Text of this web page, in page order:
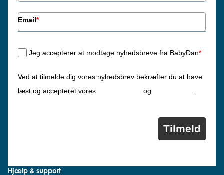
Email*
Jeg accepterer at modtage nyhedsbreve fra BabyDan*
Ved at tilmelde dig vores nyhedsbrev bekræfter du at have
læst og accepteret vores
og
Tilmeld
Hjælp & support